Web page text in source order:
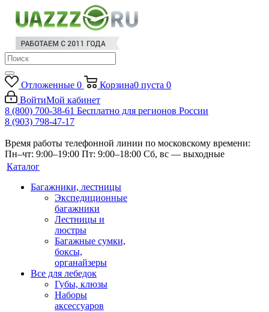
Отложенные 0 Корзина0 пуста 0
ВойтиМой кабинет
8 (800) 700-38-61 Бесплатно для регионов России
8 (903) 798-47-17
Время работы телефонной линии по московскому времени:
Пн–чт: 9:00–19:00 Пт: 9:00–18:00 Сб, вс — выходные
Каталог
Багажники, лестницы
Экспедиционные
багажники
Лестницы и
люстры
Багажные сумки,
боксы,
органайзеры
Все для лебедок
Губы, клюзы
Наборы
аксессуаров